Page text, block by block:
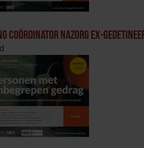
Coördinator nazorg ex-